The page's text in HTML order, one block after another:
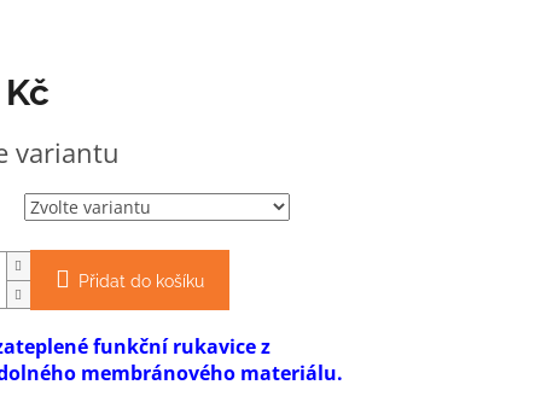
variantu
Přidat do košíku
funkční rukavice z
membránového materiálu.